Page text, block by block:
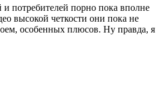
потребителей порно пока вполне
высокой четкости они пока не
особенных плюсов. Ну правда, я